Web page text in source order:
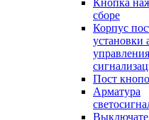
Кнопка
сборе
Корпус
установки
Пост
Арматура